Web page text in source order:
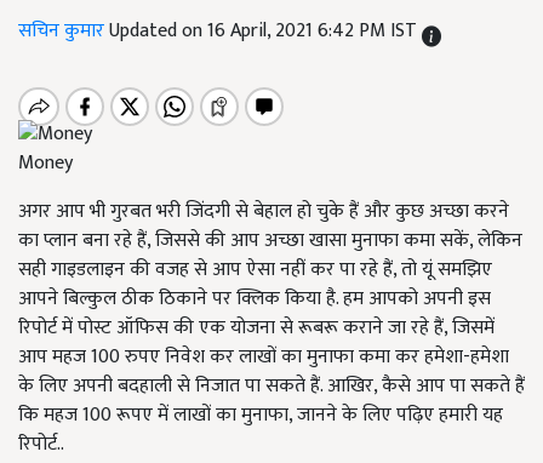
सचिन कुमारUpdated on 16 April, 2021 6:42 PM IST
Money
अगर आप भी गुरबत भरी जिंदगी से बेहाल हो चुके हैं और कुछ अच्छा करने
का प्लान बना रहे हैं, जिससे की आप अच्छा खासा मुनाफा कमा सकें, लेकिन
सही गाइडलाइन की वजह से आप ऐसा नहीं कर पा रहे हैं, तो यूं समझिए
आपने बिल्कुल ठीक ठिकाने पर क्लिक किया है. हम आपको अपनी इस
रिपोर्ट में पोस्ट ऑफिस की एक योजना से रूबरू कराने जा रहे हैं, जिसमें
आप महज 100 रुपए निवेश कर लाखों का मुनाफा कमा कर हमेशा-हमेशा
के लिए अपनी बदहाली से निजात पा सकते हैं. आखिर, कैसे आप पा सकते हैं
कि महज 100 रूपए में लाखों का मुनाफा, जानने के लिए पढ़िए हमारी यह
रिपोर्ट..